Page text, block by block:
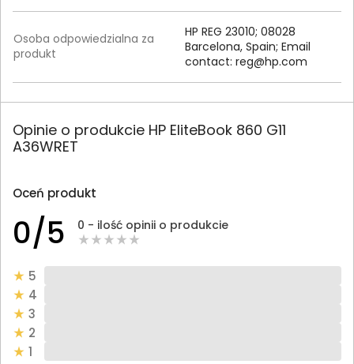
Osoba odpowiedzialna za
produkt
HP REG 23010; 08028
Barcelona, Spain; Email
contact: reg@hp.com
Opinie o produkcie HP EliteBook 860 G11
A36WRET
Oceń produkt
0/5 0 - ilość opinii o produkcie
5
4
3
2
1